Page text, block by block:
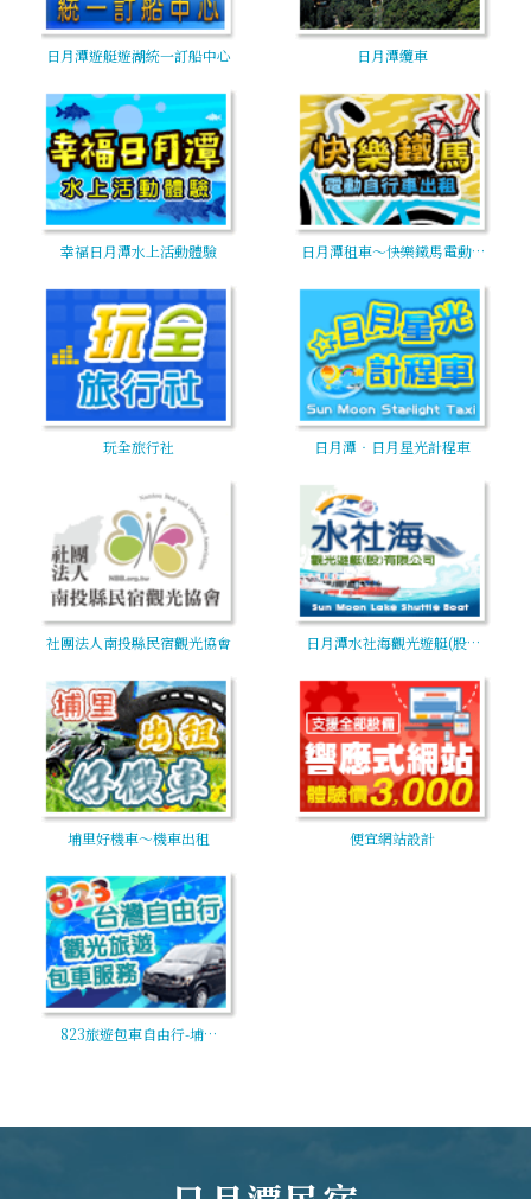
日月潭遊艇遊湖統一訂船中心 日月潭纜車
幸福日月潭水上活動體驗 日月潭租車～快樂鐵馬電動…
玩全旅行社 日月潭‧日月星光計程車
社團法人南投縣民宿觀光協會 日月潭水社海觀光遊艇(股…
埔里好機車～機車出租 便宜網站設計
823旅遊包車自由行-埔…